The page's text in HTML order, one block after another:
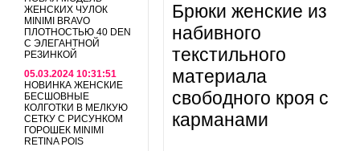
ЖЕНСКИХ ЧУЛОК
MINIMI BRAVO
ПЛОТНОСТЬЮ 40 DEN
С ЭЛЕГАНТНОЙ
РЕЗИНКОЙ
05.03.2024 10:31:51
НОВИНКА ЖЕНСКИЕ
БЕСШОВНЫЕ
КОЛГОТКИ В МЕЛКУЮ
СЕТКУ С РИСУНКОМ
ГОРОШЕК MINIMI
RETINA POIS
Брюки женские из
набивного
текстильного
материала
свободного кроя с
карманами